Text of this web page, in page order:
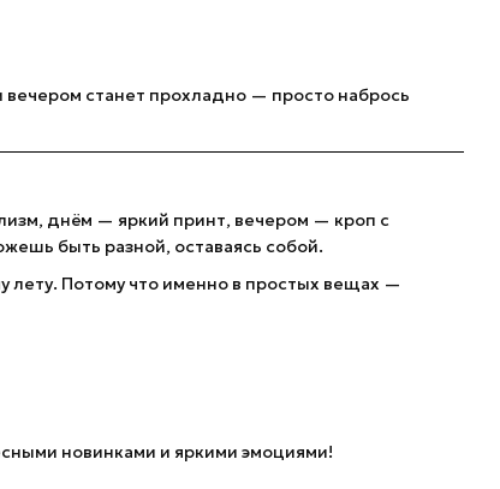
станет прохладно — просто набрось
днём — яркий принт, вечером — кроп с
быть разной, оставаясь собой.
лету. Потому что именно в простых вещах —
новинками и яркими эмоциями!